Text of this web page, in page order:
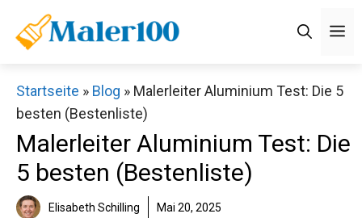
Inhalt
springen
Startseite » Blog » Malerleiter Aluminium Test: Die 5
besten (Bestenliste)
Malerleiter Aluminium Test: Die
5 besten (Bestenliste)
Elisabeth Schilling Mai 20, 2025